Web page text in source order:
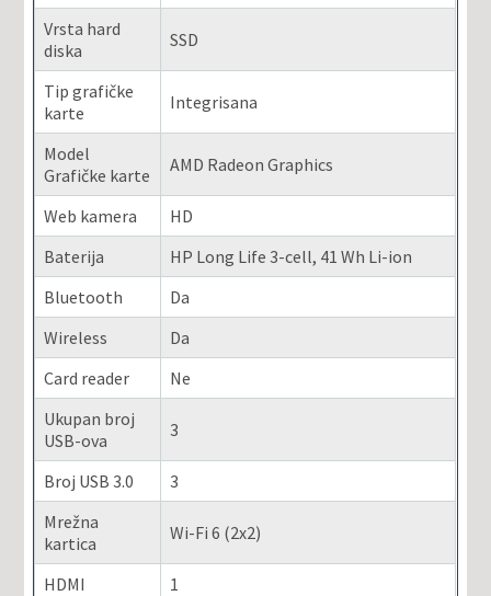
Vrsta hard
diska
SSD
Tip grafičke
karte
Integrisana
Model
Grafičke karte
AMD Radeon Graphics
Web kamera
HD
Baterija
HP Long Life 3-cell, 41 Wh Li-ion
Bluetooth
Da
Wireless
Da
Card reader
Ne
Ukupan broj
USB-ova
3
Broj USB 3.0
3
Mrežna
kartica
Wi-Fi 6 (2x2)
HDMI
1